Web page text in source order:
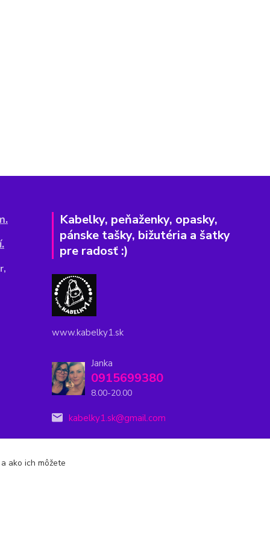
Kabelky, peňaženky, opasky,
pánske tašky, bižutéria a šatky
pre radosť :)
www.kabelky1.sk
Janka
0915699380
8.00-20.00
kabelky1.sk@gmail.com
ako ich môžete